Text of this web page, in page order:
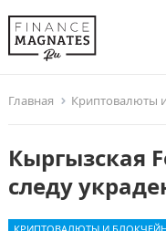
Главная Криптовалюты
Кыргызская
следу